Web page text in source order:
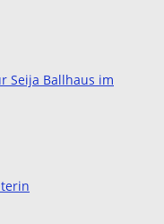
Seija Ballhaus im